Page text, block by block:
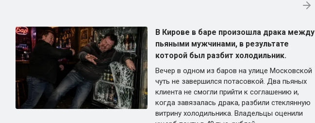
В Кирове в баре произошла драка между
пьяными мужчинами, в результате
которой был разбит холодильник.
Вечер в одном из баров на улице Московской
чуть не завершился потасовкой. Два пьяных
клиента не смогли прийти к соглашению и,
когда завязалась драка, разбили стеклянную
витрину холодильника. Владельцы оценили